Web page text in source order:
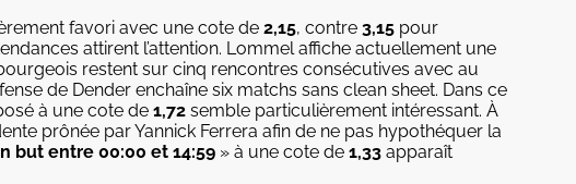
favori avec une cote de 2,15, contre 3,15 pour
attirent l’attention. Lommel affiche actuellement une
restent sur cinq rencontres consécutives avec au
de Dender enchaîne six matchs sans clean sheet. Dans ce
à une cote de 1,72 semble particulièrement intéressant. À
prônée par Yannick Ferrera afin de ne pas hypothéquer la
but entre 00:00 et 14:59 » à une cote de 1,33 apparaît